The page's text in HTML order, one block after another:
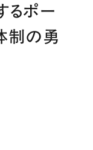
るポー
制の勇